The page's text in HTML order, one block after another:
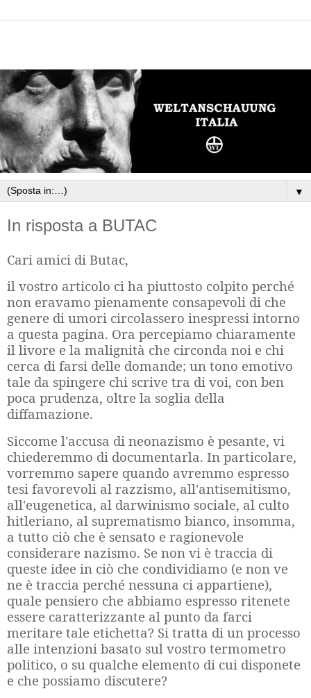
▼
In risposta a BUTAC
Cari amici di Butac,
il vostro articolo ci ha piuttosto colpito perché
non eravamo pienamente consapevoli di che
genere di umori circolassero inespressi intorno
a questa pagina. Ora percepiamo chiaramente
il livore e la malignità che circonda noi e chi
cerca di farsi delle domande; un tono emotivo
tale da spingere chi scrive tra di voi, con ben
poca prudenza, oltre la soglia della
diffamazione.
Siccome l'accusa di neonazismo è pesante, vi
chiederemmo di documentarla. In particolare,
vorremmo sapere quando avremmo espresso
tesi favorevoli al razzismo, all'antisemitismo,
all'eugenetica, al darwinismo sociale, al culto
hitleriano, al suprematismo bianco, insomma,
a tutto ciò che è sensato e ragionevole
considerare nazismo. Se non vi è traccia di
queste idee in ciò che condividiamo (e non ve
ne è traccia perché nessuna ci appartiene),
quale pensiero che abbiamo espresso ritenete
essere caratterizzante al punto da farci
meritare tale etichetta? Si tratta di un processo
alle intenzioni basato sul vostro termometro
politico, o su qualche elemento di cui disponete
e che possiamo discutere?